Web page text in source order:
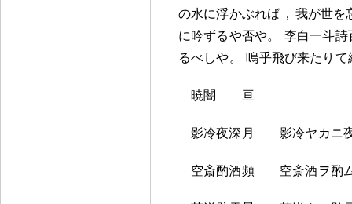
の水に浮かぶれば ， 我が世を
に吟ずるや否や。
李白一斗詩
るべしや。 嗚乎飛び来たり
暁闇 亘
影冷夜深月 影冷ヤカニ
空斎酌酒頻 空斎酒ヲ酌